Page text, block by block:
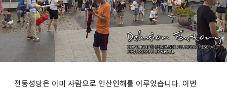
전동성당은 이미 사람으로 인산인해를 이루었습니다. 이번